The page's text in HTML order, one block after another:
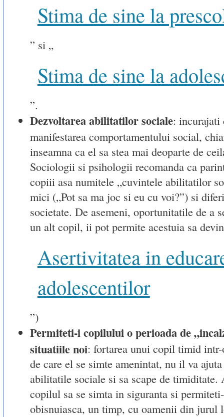
Stima de sine la
” si „
Stima de sine la
”.
Dezvoltarea abilitatilor sociale: incurajati
manifestarea comportamentului social,
inseamna ca el sa stea mai deoparte de
Sociologii si psihologii recomanda ca
copiii asa numitele „cuvintele abilitatilor
mici („Pot sa ma joc si eu cu voi?”) si
societate. De asemeni, oportunitatile de a
un alt copil, ii pot permite acestuia sa
Asertivitatea in
adolescentilor
”)
Permiteti-i copilului o perioada de
situatiile noi: fortarea unui copil timid
de care el se simte amenintat, nu il va
abilitatile sociale si sa scape de timiditate.
copilul sa se simta in siguranta si
obisnuiasca, un timp, cu oamenii din jurul